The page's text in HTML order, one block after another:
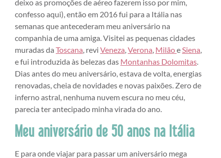
deixo as promoções de aéreo fazerem isso por mim,
confesso aqui), então em 2016 fui para a Itália nas
semanas que antecederam meu aniversário na
companhia de uma amiga. Visitei as pequenas cidades
muradas da Toscana , revi Veneza Verona Milãoe Siena
e fui introduzida às belezas das Montanhas Dolomitas
Dias antes do meu aniversário, estava de volta, energias
renovadas, cheia de novidades e novas paixões. Zero de
inferno astral, nenhuma nuvem escura no meu céu,
parecia ter antecipado minha virada do ano.
Meu aniversário de 50 anos na Itália
E para onde viajar para passar um aniversário mega